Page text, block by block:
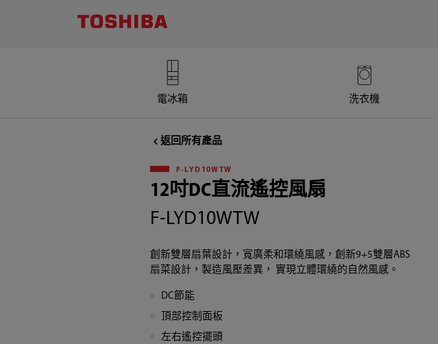
TOSHIBA
電冰箱 洗衣機
返回所有產品
F-LYD10WTW
12吋DC直流遙控風扇
F-LYD10WTW
創新雙層扇葉設計，寬廣柔和環繞風感，創新9+5雙層ABS
扇菜設計，製造風壓差異， 實現立體環繞的自然風感。
DC節能
頂部控制面板
左右遙控擺頭